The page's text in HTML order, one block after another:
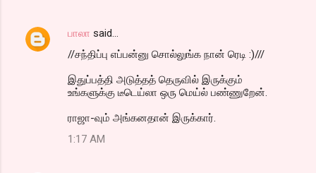
பாலா said…
//சந்திப்பு எப்பன்னு சொல்லுங்க நான் ரெடி :)///
இதுப்பத்தி அடுத்தத் தெருவில் இருக்கும்
உங்களுக்கு டீடெய்லா ஒரு மெய்ல் பண்ணுறேன்.
ராஜா-வும் அங்கனதான் இருக்கார்.
1:17 AM